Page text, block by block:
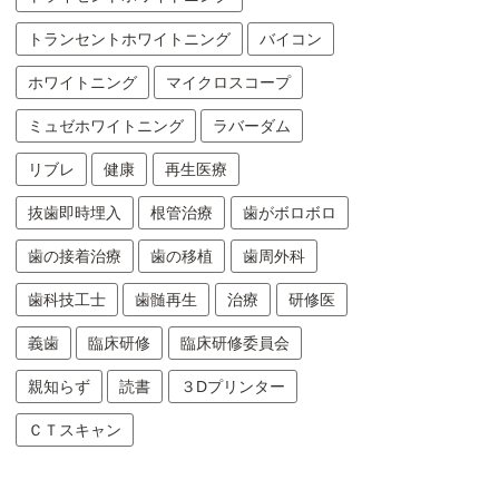
トランセントホワイトニング バイコン
ホワイトニング マイクロスコープ
ミュゼホワイトニング ラバーダム
リブレ 健康 再生医療
抜歯即時埋入 根管治療 歯がボロボロ
歯の接着治療 歯の移植 歯周外科
歯科技工士 歯髄再生 治療 研修医
義歯 臨床研修 臨床研修委員会
親知らず 読書 ３Dプリンター
ＣＴスキャン